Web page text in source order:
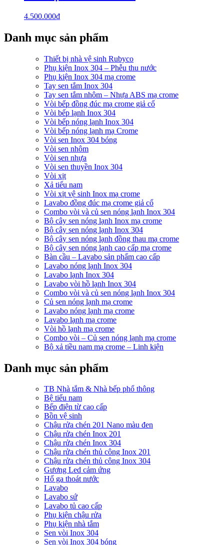
4.500.000₫
Danh mục sản phẩm
Thiết bị nhà vệ sinh Rubyco
Phụ kiện Inox 304 – Phễu thu nước
Phụ kiện Inox 304 mạ crome
Tay sen tắm Inox 304
Tay sen tắm nhôm – Nhựa ABS mạ crome
Vòi bếp đồng đúc mạ crome giả cổ
Vòi bếp lạnh Inox 304
Vòi bếp nóng lạnh Inox 304
Vòi bếp nóng lạnh mạ Crome
Vòi sen Inox 304 bóng
Vòi sen nhôm
Vòi sen nhựa
Vòi sen thuyền Inox 304
Vòi xịt
Xả tiểu nam
Vòi xịt vệ sinh Inox mạ crome
Lavabo đồng đúc mạ crome giả cổ
Combo vòi và củ sen nóng lạnh Inox 304
Bộ cây sen nóng lạnh Inox mạ crome
Bộ cây sen nóng lạnh Inox 304
Bộ cây sen nóng lạnh đồng thau mạ crome
Bộ cây sen nóng lạnh cao cấp mạ crome
Bàn cầu – Lavabo sản phẩm cao cấp
Lavabo nóng lạnh Inox 304
Lavabo lạnh Inox 304
Lavabo vòi hồ lạnh Inox 304
Combo vòi và củ sen nóng lạnh Inox 304
Củ sen nóng lạnh mạ crome
Lavabo nóng lạnh mạ crome
Lavabo lạnh mạ crome
Vòi hồ lạnh mạ crome
Combo vòi – Củ sen nóng lạnh mạ crome
Bộ xả tiều nam mạ crome – Linh kiện
Danh mục sản phẩm
TB Nhà tắm & Nhà bếp phổ thông
Bệ tiểu nam
Bếp điện từ cao cấp
Bồn vệ sinh
Chậu rửa chén 201 Nano màu đen
Chậu rửa chén Inox 201
Chậu rửa chén Inox 304
Chậu rửa chén thủ công Inox 201
Chậu rửa chén thủ công Inox 304
Gương Led cảm ứng
Hố ga thoát nước
Lavabo
Lavabo sứ
Lavabo tủ cao cấp
Phụ kiện chậu rửa
Phụ kiện nhà tắm
Sen vòi Inox 304
Sen vòi Inox 304 bóng